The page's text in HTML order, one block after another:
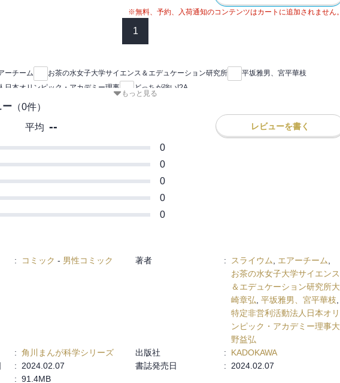
※無料、予約、入荷通知のコンテンツはカートに追加されません。
1
ーチーム お茶の水女子大学サイエンス＆エデュケーション研究所
平坂雅男、宮平華枝
日本オリンピック・アカデミー理事
どっちが強い!?A
もっと見る
ー （0件）
平均 -- レビューを書く
0
0
0
0
0
: コミック - 男性コミック 著者 : スライウム エアーチーム
お茶の水女子大学サイエンス
＆エデュケーション研究所大
崎章弘 平坂雅男、宮平華枝
特定非営利活動法人日本オリ
ンピック・アカデミー理事大
野益弘
: 角川まんが科学シリーズ 出版社 :
KADOKAWA
: 2024.02.07 書誌発売日 :
2024.02.07
: 91.4MB